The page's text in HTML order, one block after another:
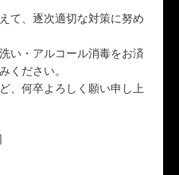
て、逐次適切な対策に努め
い・アルコール消毒をお済
ください。
、何卒よろしく願い申し上